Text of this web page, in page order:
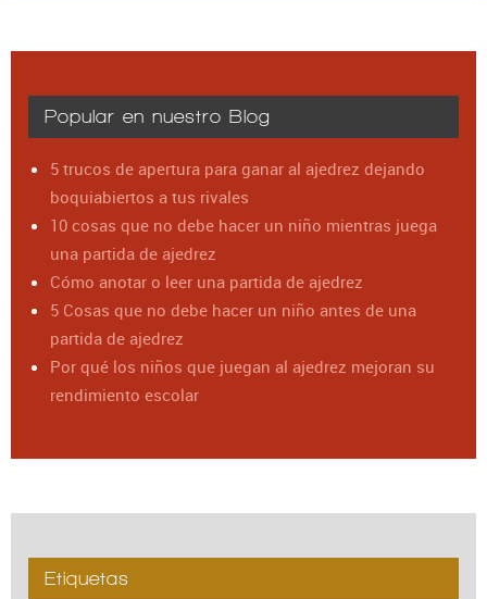
Popular en nuestro Blog
5 trucos de apertura para ganar al ajedrez dejando
boquiabiertos a tus rivales
10 cosas que no debe hacer un niño mientras juega
una partida de ajedrez
Cómo anotar o leer una partida de ajedrez
5 Cosas que no debe hacer un niño antes de una
partida de ajedrez
Por qué los niños que juegan al ajedrez mejoran su
rendimiento escolar
Etiquetas